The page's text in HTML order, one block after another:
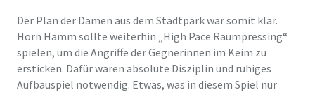
Der Plan der Damen aus dem Stadtparkwar somit klar.
Horn Hamm sollte weiterhin „High Pace Raumpressing“
spielen, um die Angriffe der Gegnerinnen im Keim zu
ersticken. Dafürwaren absolute Disziplin und ruhiges
Aufbauspiel notwendig. Etwas, was in diesem Spiel nur